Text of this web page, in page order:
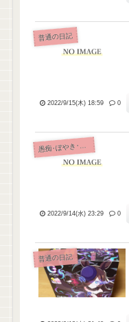
普通の日記
2022/9/15(木) 18:59 0
愚 痴･ぼやき･病み記事
2022/9/14(水) 23:29 0
普通の日記